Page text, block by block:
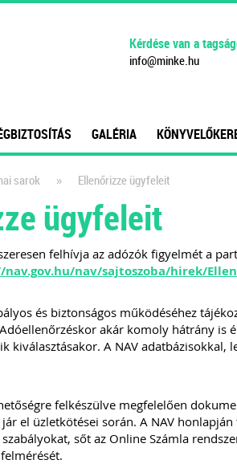
Kérdése van a
info@minke.hu
GALÉRIA
sarok » Ellenőrizze ügyfeleit
ügyfeleit
felhívja az adózók figyelmét a
nav/sajtoszoba/hirek/
és biztonságos működéséhez
akár komoly hátrány is
kiválasztásakor. A NAV adatbázisokkal,
felkészülve megfelelően
el üzletkötései során. A NAV
sőt az Online Számla